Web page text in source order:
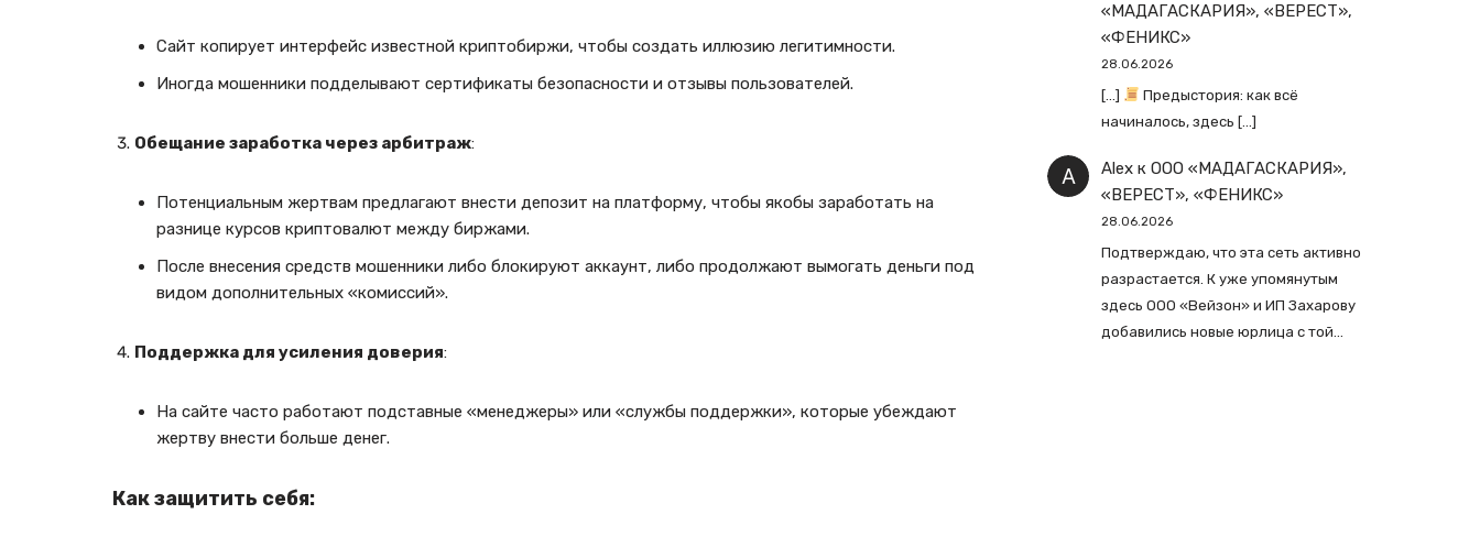
Сайт копирует интерфейс известной криптобиржи, чтобы создать иллюзию легитимности.
Иногда мошенники подделывают сертификаты безопасности и отзывы пользователей.
Обещание заработка через арбитраж:
Потенциальным жертвам предлагают внести депозит на платформу, чтобы якобы заработать на
разнице курсов криптовалют между биржами.
После внесения средств мошенники либо блокируют аккаунт, либо продолжают вымогать деньги под
видом дополнительных «комиссий».
Поддержка для усиления доверия:
На сайте часто работают подставные «менеджеры» или «службы поддержки», которые убеждают
жертву внести больше денег.
Как защитить себя:
«МАДАГАСКАРИЯ», «ВЕРЕСТ»,
«ФЕНИКС»
28.06.2026
[…]
Предыстория: как всё
начиналось, здесь […]
Alexк ООО «МАДАГАСКАРИЯ»,
«ВЕРЕСТ», «ФЕНИКС»
28.06.2026
Подтверждаю, что эта сеть активно
разрастается. К уже упомянутым
здесь ООО «Вейзон» и ИП Захарову
добавились новые юрлица с той…